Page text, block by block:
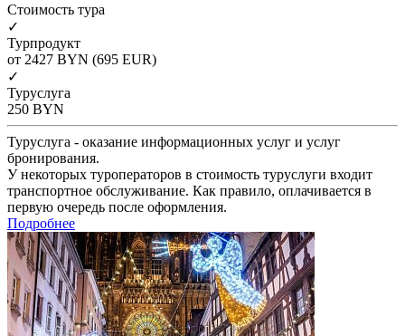
Cтоимость тура
✓
Турпродукт
от 2427 BYN (695 EUR)
✓
Туруслуга
250 BYN
Туруслуга - оказание информационных услуг и услуг
бронирования.
У некоторых туроператоров в стоимость туруслуги входит
транспортное обслуживание. Как правило, оплачивается в
первую очередь после оформления.
Подробнее